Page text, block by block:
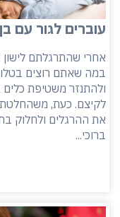
עוברים לגור עם
אחרי שהתרגלתם
במה שאתם רוצים
ולהתנזר משטיפת כלים
לקיצם. כעת,
את ההרגלים ולחלוק
ברוכי...